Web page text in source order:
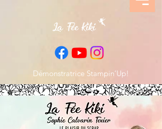
Démonstratrice Stampin’Up!